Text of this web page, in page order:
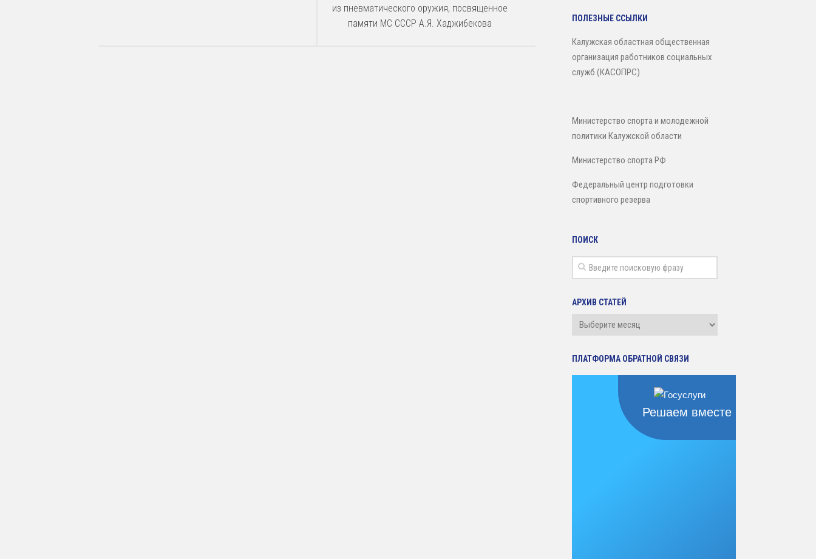
из пневматического оружия, посвященное
памяти МС СССР А.Я. Хаджибекова
ПОЛЕЗНЫЕ ССЫЛКИ
Калужская областная общественная
организация работников социальных
служб (КАСОПРС)
Министерство спорта и молодежной
политики Калужской области
Министерство спорта РФ
Федеральный центр подготовки
спортивного резерва
ПОИСК
АРХИВ СТАТЕЙ
Архив
ПЛАТФОРМА ОБРАТНОЙ СВЯЗИ
Решаем вместе